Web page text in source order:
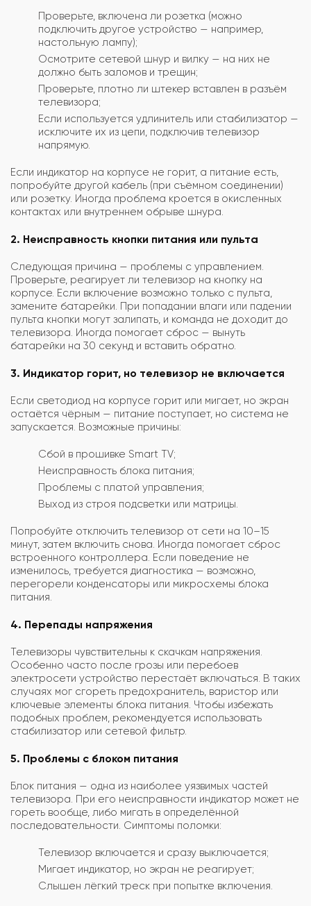
Проверьте, включена ли розетка (можно
подключить другое устройство — например,
настольную лампу);
Осмотрите сетевой шнур и вилку — на них не
должно быть заломов и трещин;
Проверьте, плотно ли штекер вставлен в разъём
телевизора;
Если используется удлинитель или стабилизатор —
исключите их из цепи, подключив телевизор
напрямую.
Если индикатор на корпусе не горит, а питание есть,
попробуйте другой кабель (при съёмном соединении)
или розетку. Иногда проблема кроется в окисленных
контактах или внутреннем обрыве шнура.
2. Неисправность кнопки питания или пульта
Следующая причина — проблемы с управлением.
Проверьте, реагирует ли телевизор на кнопку на
корпусе. Если включение возможно только с пульта,
замените батарейки. При попадании влаги или падении
пульта кнопки могут залипать, и команда не доходит до
телевизора. Иногда помогает сброс — вынуть
батарейки на 30 секунд и вставить обратно.
3. Индикатор горит, но телевизор не включается
Если светодиод на корпусе горит или мигает, но экран
остаётся чёрным — питание поступает, но система не
запускается. Возможные причины:
Сбой в прошивке Smart TV;
Неисправность блока питания;
Проблемы с платой управления;
Выход из строя подсветки или матрицы.
Попробуйте отключить телевизор от сети на 10–15
минут, затем включить снова. Иногда помогает сброс
встроенного контроллера. Если поведение не
изменилось, требуется диагностика — возможно,
перегорели конденсаторы или микросхемы блока
питания.
4. Перепады напряжения
Телевизоры чувствительны к скачкам напряжения.
Особенно часто после грозы или перебоев
электросети устройство перестаёт включаться. В таких
случаях мог сгореть предохранитель, варистор или
ключевые элементы блока питания. Чтобы избежать
подобных проблем, рекомендуется использовать
стабилизатор или сетевой фильтр.
5. Проблемы с блоком питания
Блок питания — одна из наиболее уязвимых частей
телевизора. При его неисправности индикатор может не
гореть вообще, либо мигать в определённой
последовательности. Симптомы поломки:
Телевизор включается и сразу выключается;
Мигает индикатор, но экран не реагирует;
Слышен лёгкий треск при попытке включения.